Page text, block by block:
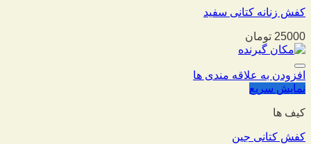
کفش زنانه کتانی سفید
25000 تومان
افزودن به علاقه مندی ها
نمایش سریع
کیف ها
کفش کتانی جین